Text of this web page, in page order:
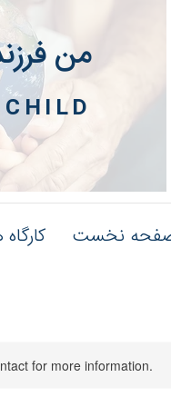
من
نخست
for more information.